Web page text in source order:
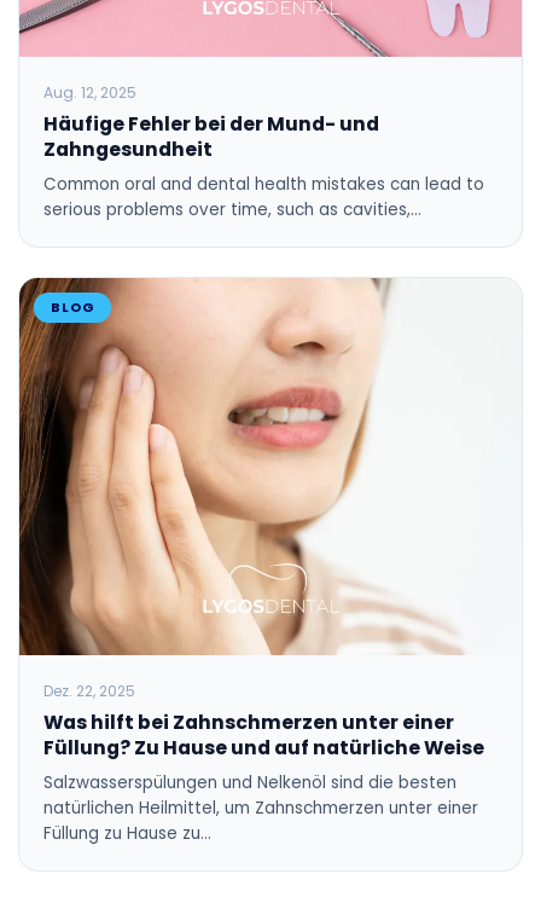
Aug. 12, 2025
Häufige Fehler bei der Mund- und
Zahngesundheit
Common oral and dental health mistakes can lead to
serious problems over time, such as cavities,…
BLOG
Dez. 22, 2025
Was hilft bei Zahnschmerzen unter einer
Füllung? Zu Hause und auf natürliche Weise
Salzwasserspülungen und Nelkenöl sind die besten
natürlichen Heilmittel, um Zahnschmerzen unter einer
Füllung zu Hause zu…